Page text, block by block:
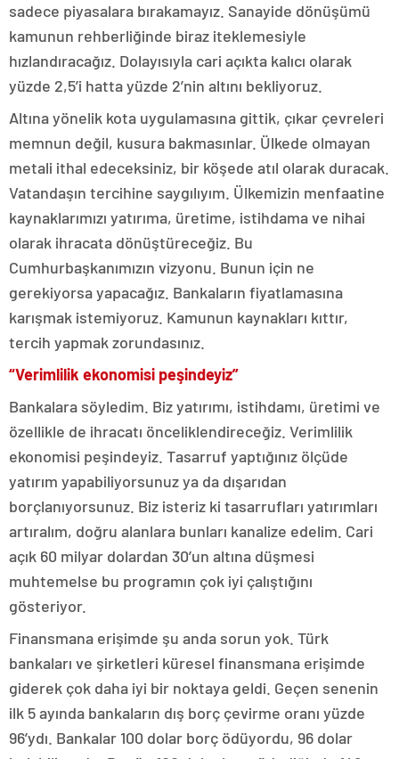
sadece piyasalara bırakamayız. Sanayide dönüşümü
kamunun rehberliğinde biraz iteklemesiyle
hızlandıracağız. Dolayısıyla cari açıkta kalıcı olarak
yüzde 2,5’i hatta yüzde 2’nin altını bekliyoruz.
Altına yönelik kota uygulamasına gittik, çıkar çevreleri
memnun değil, kusura bakmasınlar. Ülkede olmayan
metali ithal edeceksiniz, bir köşede atıl olarak duracak.
Vatandaşın tercihine saygılıyım. Ülkemizin menfaatine
kaynaklarımızı yatırıma, üretime, istihdama ve nihai
olarak ihracata dönüştüreceğiz. Bu
Cumhurbaşkanımızın vizyonu. Bunun için ne
gerekiyorsa yapacağız. Bankaların fiyatlamasına
karışmak istemiyoruz. Kamunun kaynakları kıttır,
tercih yapmak zorundasınız.
“Verimlilik ekonomisi peşindeyiz”
Bankalara söyledim. Biz yatırımı, istihdamı, üretimi ve
özellikle de ihracatı önceliklendireceğiz. Verimlilik
ekonomisi peşindeyiz. Tasarruf yaptığınız ölçüde
yatırım yapabiliyorsunuz ya da dışarıdan
borçlanıyorsunuz. Biz isteriz ki tasarrufları yatırımları
artıralım, doğru alanlara bunları kanalize edelim. Cari
açık 60 milyar dolardan 30’un altına düşmesi
muhtemelse bu programın çok iyi çalıştığını
gösteriyor.
Finansmana erişimde şu anda sorun yok. Türk
bankaları ve şirketleri küresel finansmana erişimde
giderek çok daha iyi bir noktaya geldi. Geçen senenin
ilk 5 ayında bankaların dış borç çevirme oranı yüzde
96’ydı. Bankalar 100 dolar borç ödüyordu, 96 dolar